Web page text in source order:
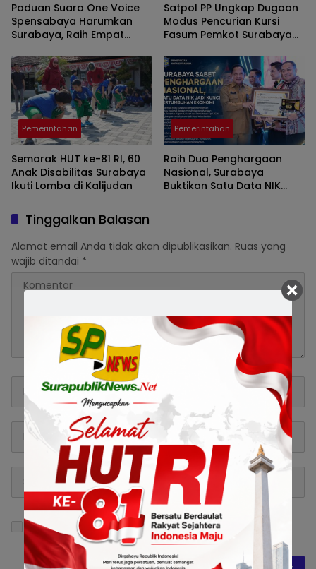
Paduan Suara One Voice
Spensabaya Harumkan
Surabaya, Raih Empat
Satpol PP Ungkap Dugaan
Modus Pencurian Kursi
Fasum Pemkot Surabaya
Pemerintahan
Semarak HUT ke-81 RI, 60
Anak Disabilitas Surabaya
Ikuti Lomba di Kalijudan
Pemerintahan
Raih Dua Penghargaan
Nasional, Surabaya
Buktikan Satu Data NIK
Tinggalkan Balasan
Alamat email Anda tidak akan dipublikasikan. Ruas yang
wajib ditandai *
Simpan nama, email, dan situs web saya pada
peramban ini untuk komentar saya berikutnya.